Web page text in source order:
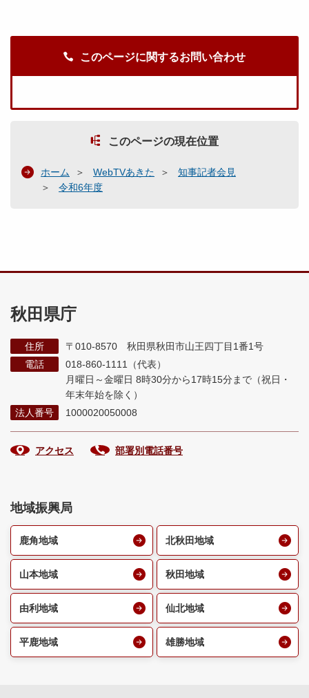
このページに関するお問い合わせ
このページの現在位置
ホーム WebTVあきた
知事記者会見
令和6年度
秋田県庁
住所
〒010-8570 秋田県秋田市山王四丁目1番1号
電話
018-860-1111（代表）
月曜日～金曜日 8時30分から17時15分まで （祝日・
年末年始を除く）
法人番号
1000020050008
アクセス 部署別電話番号
地域振興局
鹿角地域 北秋田地域
山本地域 秋田地域
由利地域 仙北地域
平鹿地域 雄勝地域